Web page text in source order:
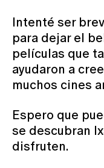
Intenté ser
para dejar el
películas que
ayudaron a
muchos cines
Espero que
se descubran
disfruten.